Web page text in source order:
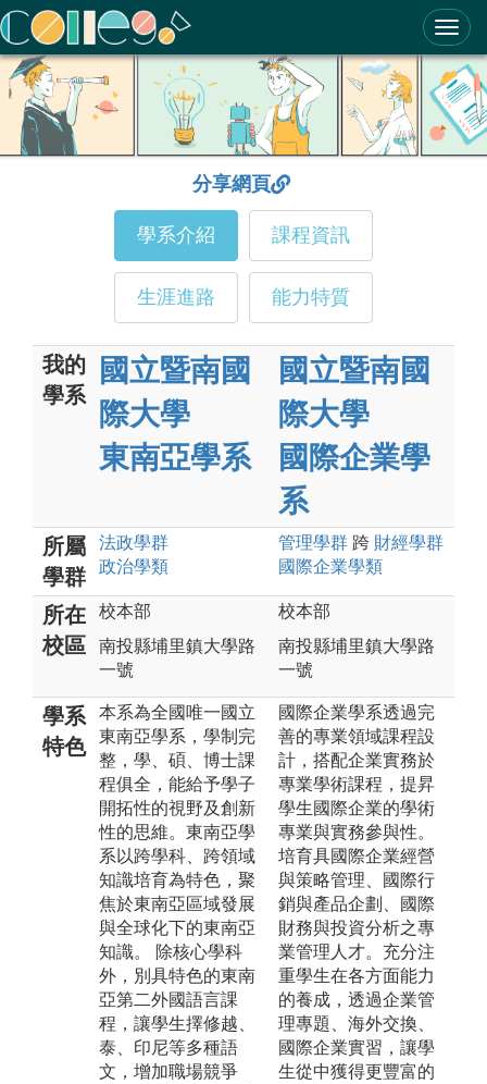
ColleGo! 大學選才與高中育才輔助系統
分享網頁
學系介紹 課程資訊
生涯進路 能力特質
我的
學系
國立暨南國
際大學
東南亞學系
國立暨南國
際大學
國際企業學
系
所屬
學群
法政學群
政治學類
管理學群 跨 財經學群
國際企業學類
所在
校區
校本部
南投縣埔里鎮大學路
一號
校本部
南投縣埔里鎮大學路
一號
學系
特色
本系為全國唯一國立
東南亞學系，學制完
整，學、碩、博士課
程俱全，能給予學子
開拓性的視野及創新
性的思維。東南亞學
系以跨學科、跨領域
知識培育為特色，聚
焦於東南亞區域發展
與全球化下的東南亞
知識。 除核心學科
外，別具特色的東南
亞第二外國語言課
程，讓學生擇修越、
泰、印尼等多種語
文，增加職場競爭
國際企業學系透過完
善的專業領域課程設
計，搭配企業實務於
專業學術課程，提昇
學生國際企業的學術
專業與實務參與性。
培育具國際企業經營
與策略管理、國際行
銷與產品企劃、國際
財務與投資分析之專
業管理人才。充分注
重學生在各方面能力
的養成，透過企業管
理專題、海外交換、
國際企業實習，讓學
生從中獲得更豐富的